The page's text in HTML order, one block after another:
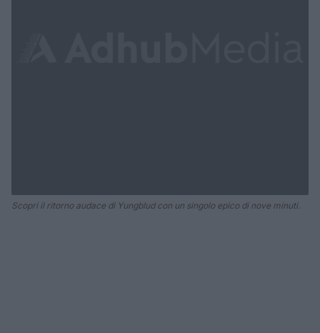
Scopri il ritorno audace di Yungblud con un singolo epico di nove minuti.